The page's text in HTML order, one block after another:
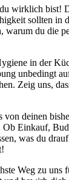
wirklich bist!
sollten in
warum du die
in der
unbedingt
Zeig uns,
von deinen
Ob Einkauf,
was du
Weg zu uns